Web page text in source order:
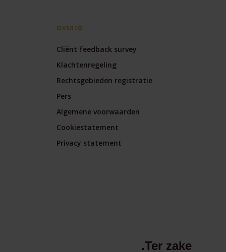
.Ter zake
OVERIG
Cliënt feedback survey
Klachtenregeling
Rechtsgebieden registratie
Pers
Algemene voorwaarden
Cookiestatement
Privacy statement